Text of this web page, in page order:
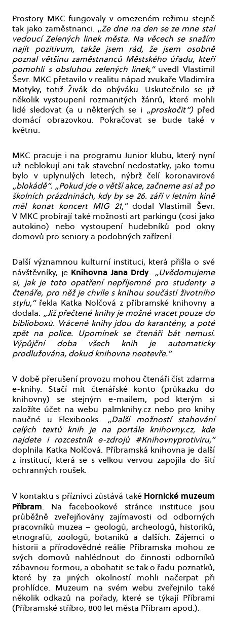
Prostory MKC fungovaly v omezeném režimu stejně
tak jako zaměstnanci. „Ze dne na den se ze mne stal
vedoucí Zelených linek města. Na věcech se snažím
najít pozitivum, takže jsem rád, že jsem osobně
poznal většinu zaměstnanců Městského úřadu, kteří
pomohli s obsluhou zelených linek,“uvedl Vlastimil
Ševr. MKC přetavilo v realitu nápad zvukaře Vladimíra
Motyky, totiž Živák do obýváku. Uskutečnilo se již
několik vystoupení rozmanitých žánrů, které mohli
lidé sledovat (a u některých se i „proskočit“)před
domácí obrazovkou. Pokračovat se bude také v
květnu.
MKC pracuje i na programu Junior klubu, který nyní
už neblokují ani tak stavební nedostatky, jako tomu
bylo v uplynulých letech, nýbrž čelí koronavirové
„blokádě“. „Pokud jde o větší akce, začneme asi až po
školních prázdninách, kdy by se 26. září v letním kině
měl konat koncert MIG 21,“dodal Vlastimil Ševr.
V MKC probírají také možnosti art parkingu (cosi jako
autokino) nebo vystoupení hudebníků pod okny
domovů pro seniory a podobných zařízení.
Další významnou kulturní instituci, která přišla o své
návštěvníky, je Knihovna Jana Drdy. „Uvědomujeme
si, jak je toto opatření nepříjemné pro studenty a
čtenáře, pro něž je chvíle s knihou součástí životního
stylu,“řekla Katka Nolčová z příbramské knihovny a
dodala: „Již přečtené knihy je možné vracet pouze do
biblioboxů. Vrácené knihy jdou do karantény, a poté
zpět na police. Upomínek se čtenáři bát nemusí.
Výpůjční doba všech knih je automaticky
prodlužována, dokud knihovna neotevře.“
V době přerušení provozu mohou čtenáři číst zdarma
e-knihy. Stačí mít čtenářské konto (průkazku do
knihovny) se stejným e-mailem, pod kterým si
založíte účet na webu palmknihy.cz nebo pro knihy
naučné u Flexibooks. „Další možností stahování
celých textů knih je na portále knihovny.cz, kde
najdete i rozcestník e-zdrojů #Knihovnyprotiviru,“
doplnila Katka Nolčová. Příbramská knihovna je další
z institucí, která se s velkou vervou zapojila do šití
ochranných roušek.
V kontaktu s příznivci zůstává také Hornické muzeum
Příbram. Na facebookové stránce instituce jsou
průběžně zveřejňovány zajímavosti od odborných
pracovníků muzea – geologů, archeologů, historiků,
etnografů, zoologů, botaniků a dalších. Zájemci o
historii a přírodovědné reálie Příbramska mohou ze
svých domovů nahlédnout do činnosti odborníků
zábavnou formou, a obohatit se tak o řadu poznatků,
které by za jiných okolností mohli načerpat při
prohlídce. Muzeum na svém webu zveřejnilo také
několik odkazů na pořady, které se týkají Příbrami
(Příbramské stříbro, 800 let města Příbram apod.).